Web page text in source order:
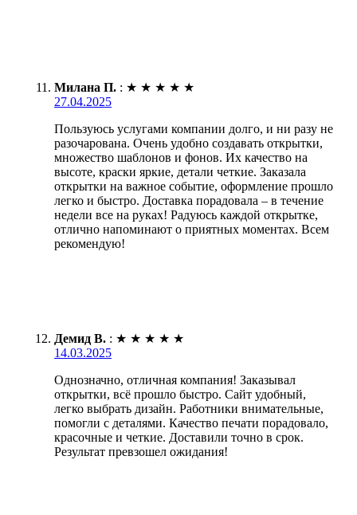
Милана П. : ★ ★ ★ ★ ★
27.04.2025
Пользуюсь услугами компании долго, и ни разу не
разочарована. Очень удобно создавать открытки,
множество шаблонов и фонов. Их качество на
высоте, краски яркие, детали четкие. Заказала
открытки на важное событие, оформление прошло
легко и быстро. Доставка порадовала – в течение
недели все на руках! Радуюсь каждой открытке,
отлично напоминают о приятных моментах. Всем
рекомендую!
Демид В. : ★ ★ ★ ★ ★
14.03.2025
Однозначно, отличная компания! Заказывал
открытки, всё прошло быстро. Сайт удобный,
легко выбрать дизайн. Работники внимательные,
помогли с деталями. Качество печати порадовало,
красочные и четкие. Доставили точно в срок.
Результат превзошел ожидания!